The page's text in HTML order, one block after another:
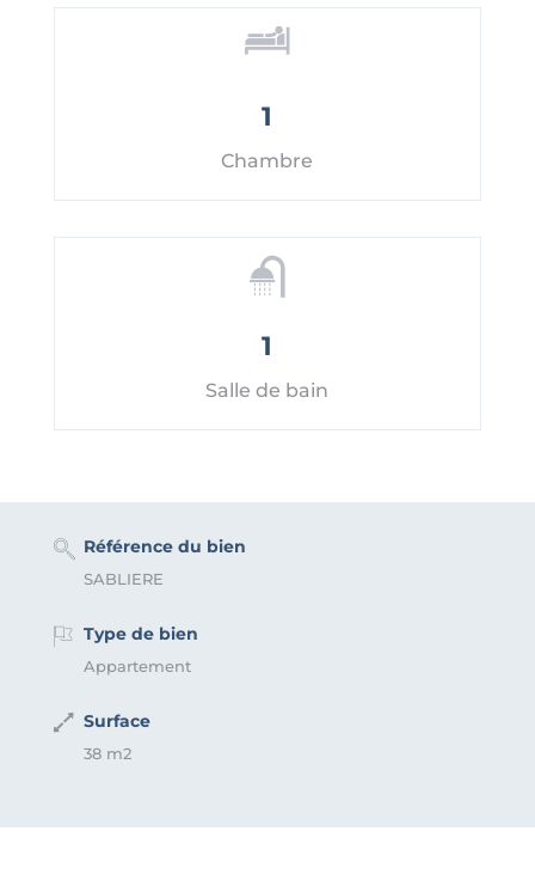
1
Chambre
1
Salle de bain
Référence du bien
SABLIERE
Type de bien
Appartement
Surface
38 m2